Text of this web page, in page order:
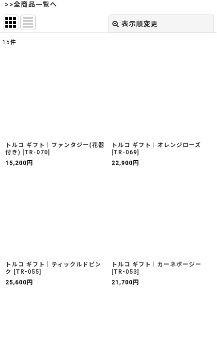
>>全商品一覧へ
表示順変更
15件
トルコ ギフト｜ファンタジー(花器
付き) [TR-070]
15,200 円
トルコ ギフト｜オレンジローズ
[TR-069]
22,900 円
トルコ ギフト｜ティックルドピン
ク
[TR-055]
25,600 円
トルコ ギフト｜カーネポージー
[TR-053]
21,700 円